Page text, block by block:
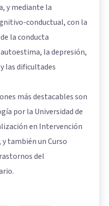
y mediante la
conductual, con la
la conducta
la depresión,
las dificultades
más destacables son
por la Universidad de
en Intervención
también un Curso
del